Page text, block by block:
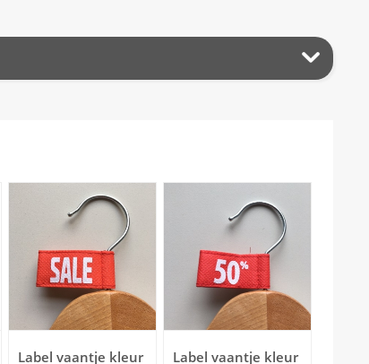
Label vaantje kleur
Label vaantje kleur